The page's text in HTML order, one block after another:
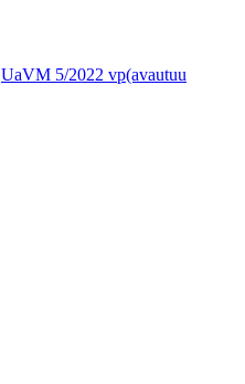
UaVM 5/2022 vp(avautuu